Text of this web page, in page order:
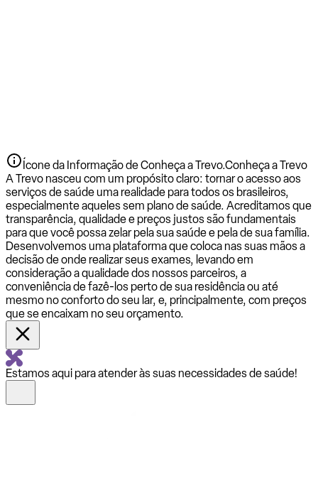
Ícone da Informação de Conheça a Trevo.Conheça a Trevo
A Trevo nasceu com um propósito claro: tornar o acesso aos
serviços de saúde uma realidade para todos os brasileiros,
especialmente aqueles sem plano de saúde. Acreditamos que
transparência, qualidade e preços justos são fundamentais
para que você possa zelar pela sua saúde e pela de sua família.
Desenvolvemos uma plataforma que coloca nas suas mãos a
decisão de onde realizar seus exames, levando em
consideração a qualidade dos nossos parceiros, a
conveniência de fazê-los perto de sua residência ou até
mesmo no conforto do seu lar, e, principalmente, com preços
que se encaixam no seu orçamento.
Estamos aqui para atender às suas necessidades de saúde!